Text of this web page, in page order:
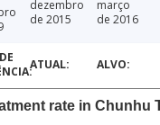
dezembro
de 2015
março
de 2016
rate in Chunhu